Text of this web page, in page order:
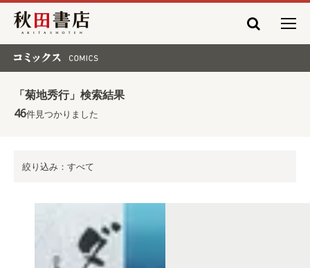
秋田書店
「菊地秀行」検索結果
46件見つかりました
絞り込み：すべて